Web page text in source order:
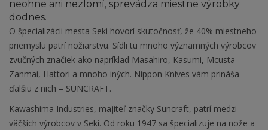
neohne ani nezlomí, sprevádza miestne výrobky
dodnes.
O špecializácii mesta Seki hovorí skutočnosť, že 40% miestneho
priemyslu patrí nožiarstvu. Sídli tu mnoho významných výrobcov
zvučných značiek ako napríklad Masahiro, Kasumi, Mcusta-
Zanmai, Hattori a mnoho iných. Nippon Knives vám prináša
ďalšiu z nich – SUNCRAFT.
Kawashima Industries, majiteľ značky Suncraft, patrí medzi
väčších výrobcov v Seki. Od roku 1947 sa špecializuje na nože a